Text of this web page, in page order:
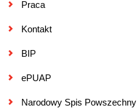
Praca
Kontakt
BIP
ePUAP
Narodowy Spis Powszechny